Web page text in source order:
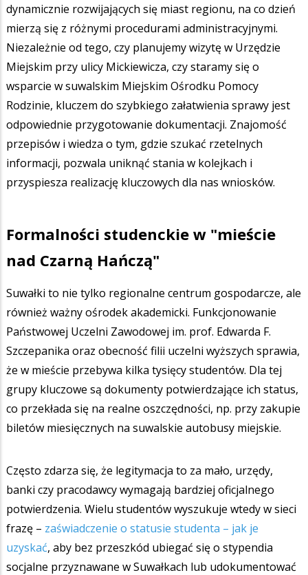
dynamicznie rozwijających się miast regionu, na co dzień
mierzą się z różnymi procedurami administracyjnymi.
Niezależnie od tego, czy planujemy wizytę w Urzędzie
Miejskim przy ulicy Mickiewicza, czy staramy się o
wsparcie w suwalskim Miejskim Ośrodku Pomocy
Rodzinie, kluczem do szybkiego załatwienia sprawy jest
odpowiednie przygotowanie dokumentacji. Znajomość
przepisów i wiedza o tym, gdzie szukać rzetelnych
informacji, pozwala uniknąć stania w kolejkach i
przyspiesza realizację kluczowych dla nas wniosków.
Formalności studenckie w "mieście
nad Czarną Hańczą"
Suwałki to nie tylko regionalne centrum gospodarcze, ale
również ważny ośrodek akademicki. Funkcjonowanie
Państwowej Uczelni Zawodowej im. prof. Edwarda F.
Szczepanika oraz obecność filii uczelni wyższych sprawia,
że w mieście przebywa kilka tysięcy studentów. Dla tej
grupy kluczowe są dokumenty potwierdzające ich status,
co przekłada się na realne oszczędności, np. przy zakupie
biletów miesięcznych na suwalskie autobusy miejskie.
Często zdarza się, że legitymacja to za mało, urzędy,
banki czy pracodawcy wymagają bardziej oficjalnego
potwierdzenia. Wielu studentów wyszukuje wtedy w sieci
frazę – zaświadczenie o statusie studenta – jak je
uzyskać, aby bez przeszkód ubiegać się o stypendia
socjalne przyznawane w Suwałkach lub udokumentować